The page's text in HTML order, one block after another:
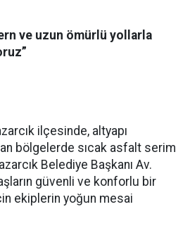
ve uzun ömürlü yollarla
ilçesinde, altyapı
bölgelerde sıcak asfalt serim
Belediye Başkanı Av.
güvenli ve konforlu bir
ekiplerin yoğun mesai